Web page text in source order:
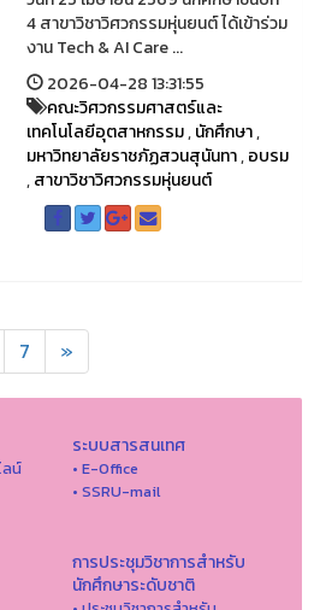
4 สาขาวิชาวิศวกรรมหุ่นยนต์ ได้เข้าร่วม
งาน Tech & AI Care ...
2026-04-28 13:31:55
คณะวิศวกรรมศาสตร์และ
เทคโนโลยีอุตสาหกรรม,นักศึกษา,
มหาวิทยาลัยราชภัฏสวนสุนันทา,อบรม
,สาขาวิชาวิศวกรรมหุ่นยนต์
7 »
ลน์
ระบบสารสนเทศ
• E-Office
• SSRU-mail
การประชุมวิชาการสำหรับ
นักศึกษาระดับชาติ